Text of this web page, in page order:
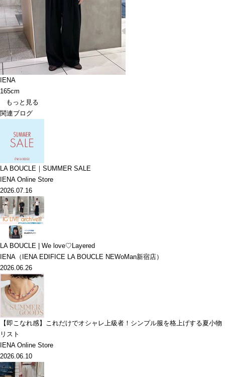
IENA
165cm
もっと見る
関連ブログ
LA BOUCLE｜SUMMER SALE
IENA Online Store
2026.07.16
LA BOUCLE | We love♡Layered
IENA（IENA EDIFICE LA BOUCLE NEWoMan新宿店）
2026.06.26
【即こなれ感】これだけでオシャレ上級者！シンプル服を格上げする夏小物
リスト
IENA Online Store
2026.06.10